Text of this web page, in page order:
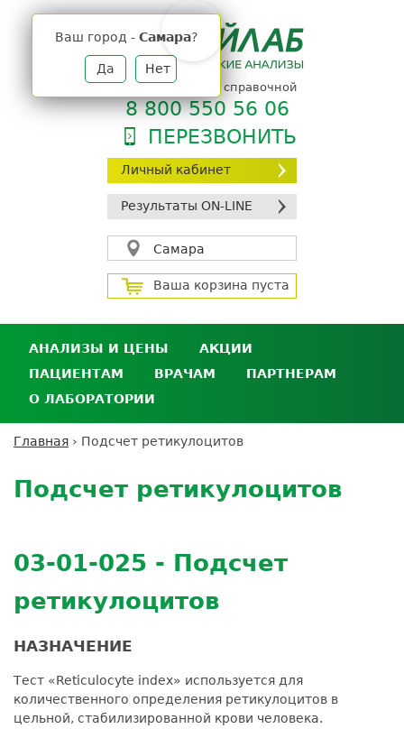
Личный кабинет
Результаты ON-LINE
Самара
Ваш город - Самара?
Да Нет
Ваша корзина пуста
телефон единой справочной
8 800 550 56 06
ПЕРЕЗВОНИТЬ
АНАЛИЗЫ И ЦЕНЫ
Анализы и цены
Где сдать анализы
Выезд на дом
Расшифровка анализов
АКЦИИ
ПАЦИЕНТАМ
Личный кабинет пациента
Дисконтная программа
Обратная связь
Налоговый вычет
ВРАЧАМ
лабораторию
ПАРТНЕРАМ
кабинет
Экскурсия в
О ЛАБОРАТОРИИ
Вакансии
здесь
Главная › Подсчет ретикулоцитов
to
top
Подсчет ретикулоцитов
03-01-025 - Подсчет
ретикулоцитов
НАЗНАЧЕНИЕ
Тест «Reticulocyte index» используется для
количественного определения ретикулоцитов в
цельной, стабилизированной крови человека.